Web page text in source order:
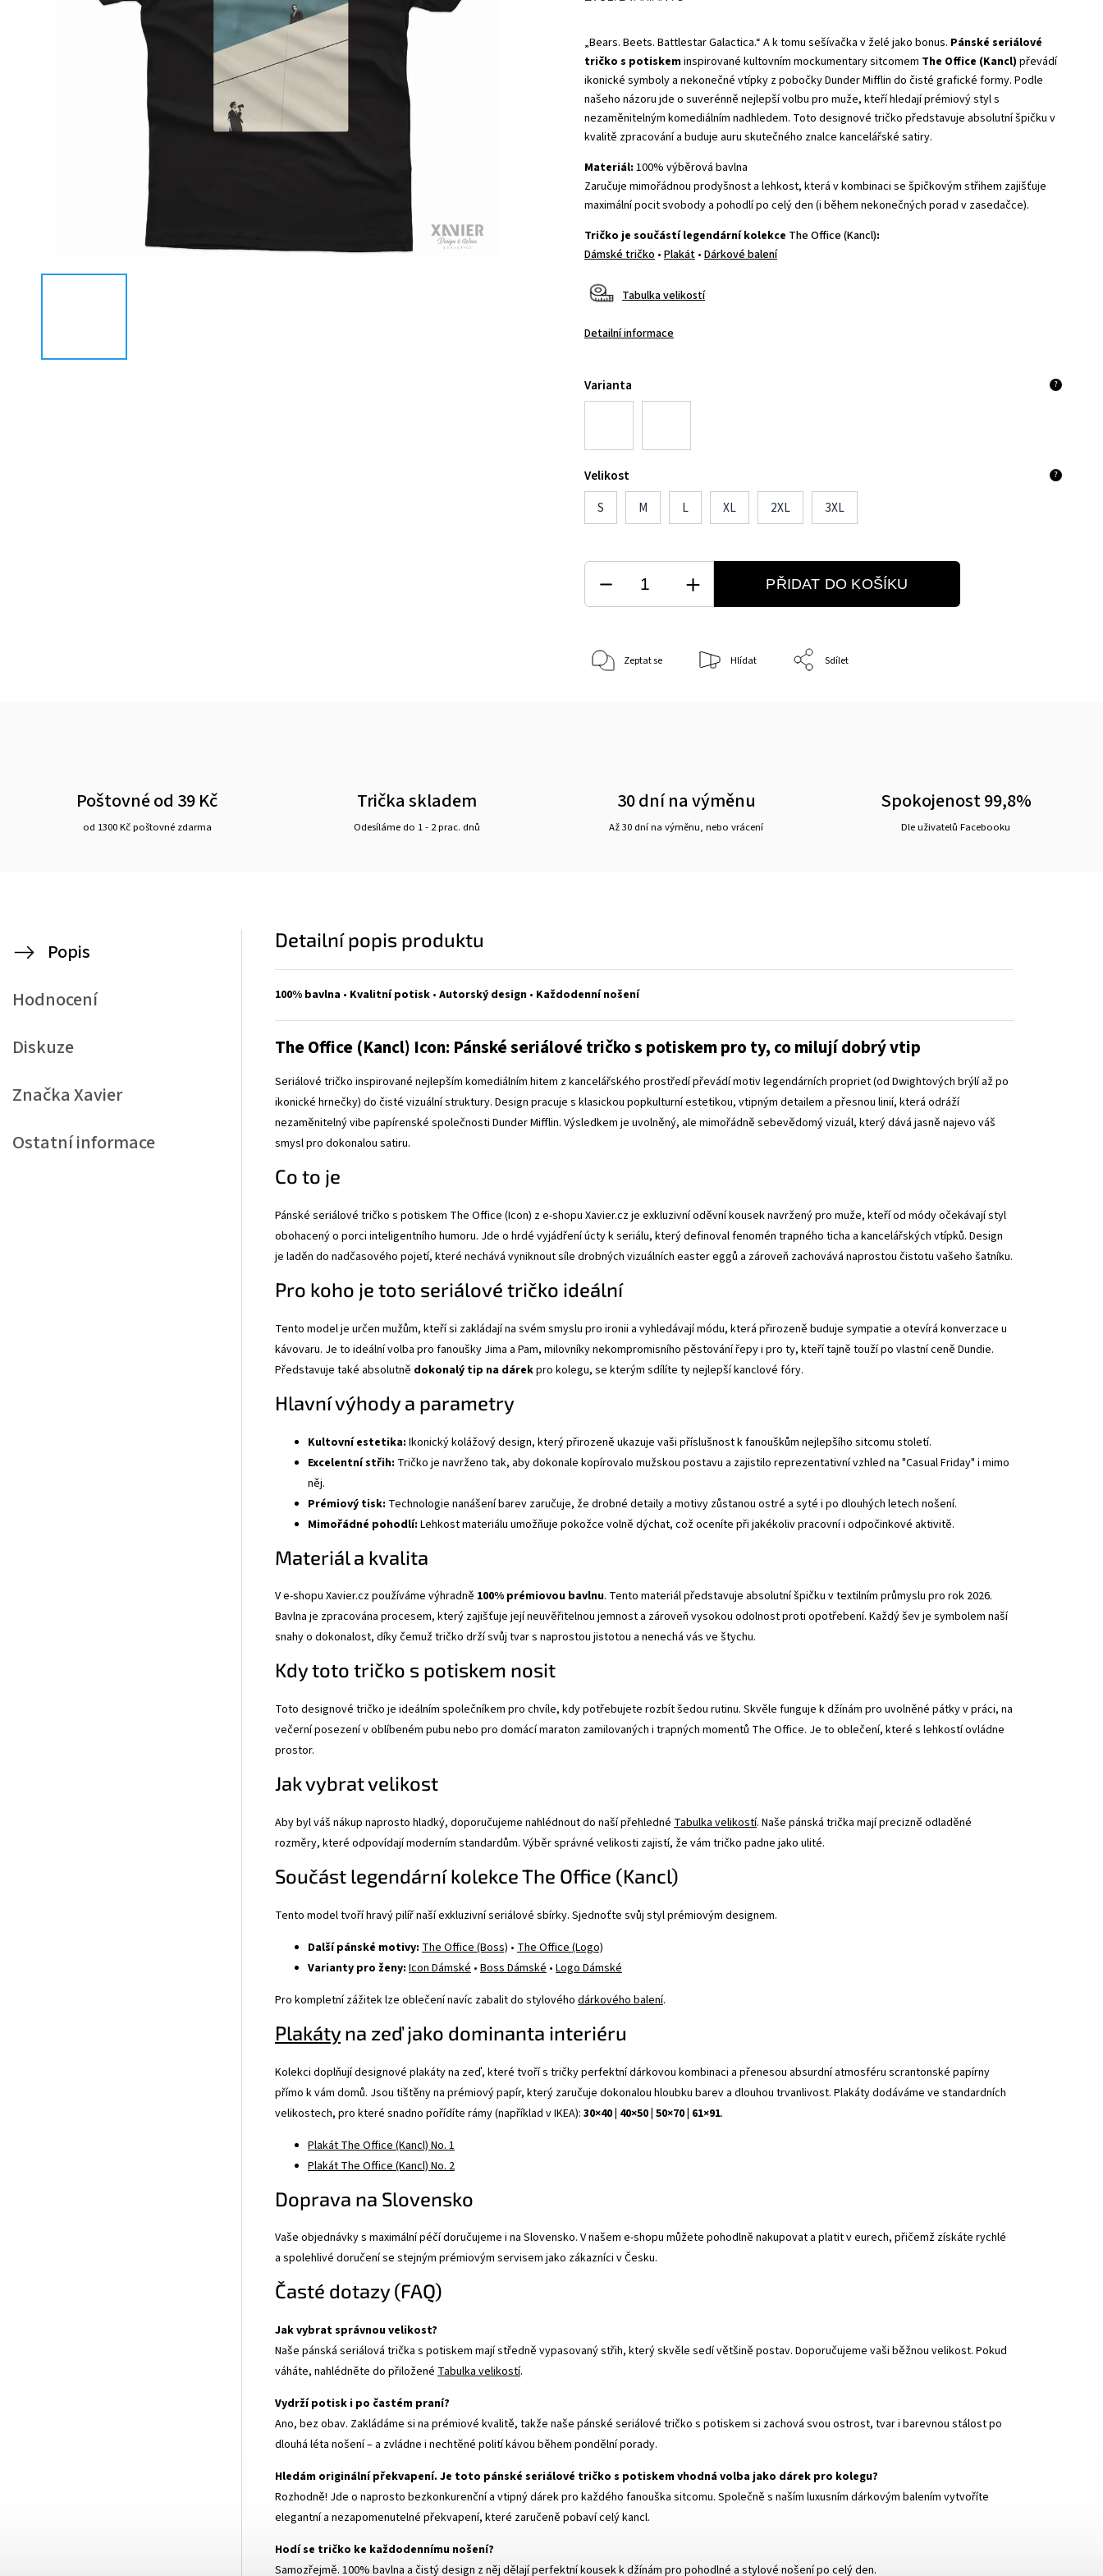
„Bears. Beets. Battlestar Galactica.“ A k tomu sešívačka v želé jako bonus. Pánské seriálové
tričko s potiskeminspirované kultovním mockumentary sitcomem The Office (Kancl) převádí
ikonické symboly a nekonečné vtípky z pobočky Dunder Mifflin do čisté grafické formy. Podle
našeho názoru jde o suverénně nejlepší volbu pro muže, kteří hledají prémiový styl s
nezaměnitelným komediálním nadhledem. Toto designové tričko představuje absolutní špičku v
kvalitě zpracování a buduje auru skutečného znalce kancelářské satiry.
Materiál: 100% výběrová bavlna
Zaručuje mimořádnou prodyšnost a lehkost, která v kombinaci se špičkovým střihem zajišťuje
maximální pocit svobody a pohodlí po celý den (i během nekonečných porad v zasedačce).
Tričko je součástí legendární kolekce The Office (Kancl):
Dámské tričko •Plakát •Dárkové balení
Tabulka velikostí
Detailní informace
Varianta ?
Velikost ?
S M L XL 2XL 3XL
PŘIDAT DO KOŠÍKU
Zeptat se Hlídat Sdílet
Poštovné od 39 Kč
od 1300 Kč poštovné zdarma
Trička skladem
Odesíláme do 1 - 2 prac. dnů
30 dní na výměnu
Až 30 dní na výměnu, nebo vrácení
Spokojenost 99,8%
Dle uživatelů Facebooku
Popis
Hodnocení
Diskuze
ZnačkaXavier
Ostatní informace
Detailní popis produktu
100% bavlna • Kvalitní potisk • Autorský design • Každodenní nošení
The Office (Kancl) Icon: Pánské seriálové tričko s potiskem pro ty, co milují dobrý vtip
Seriálové tričko inspirované nejlepším komediálním hitem z kancelářského prostředí převádí motiv legendárních propriet (od Dwightových brýlí až po
ikonické hrnečky) do čisté vizuální struktury. Design pracuje s klasickou popkulturní estetikou, vtipným detailem a přesnou linií, která odráží
nezaměnitelný vibe papírenské společnosti Dunder Mifflin. Výsledkem je uvolněný, ale mimořádně sebevědomý vizuál, který dává jasně najevo váš
smysl pro dokonalou satiru.
Co to je
Pánské seriálové tričko s potiskem The Office (Icon) z e-shopu Xavier.cz je exkluzivní oděvní kousek navržený pro muže, kteří od módy očekávají styl
obohacený o porci inteligentního humoru. Jde o hrdé vyjádření úcty k seriálu, který definoval fenomén trapného ticha a kancelářských vtípků. Design
je laděn do nadčasového pojetí, které nechává vyniknout síle drobných vizuálních easter eggů a zároveň zachovává naprostou čistotu vašeho šatníku.
Pro koho je toto seriálové tričko ideální
Tento model je určen mužům, kteří si zakládají na svém smyslu pro ironii a vyhledávají módu, která přirozeně buduje sympatie a otevírá konverzace u
kávovaru. Je to ideální volba pro fanoušky Jima a Pam, milovníky nekompromisního pěstování řepy i pro ty, kteří tajně touží po vlastní ceně Dundie.
Představuje také absolutně dokonalý tip na dárekpro kolegu, se kterým sdílíte ty nejlepší kanclové fóry.
Hlavní výhody a parametry
Kultovní estetika: Ikonický kolážový design, který přirozeně ukazuje vaši příslušnost k fanouškům nejlepšího sitcomu století.
Excelentní střih: Tričko je navrženo tak, aby dokonale kopírovalo mužskou postavu a zajistilo reprezentativní vzhled na "Casual Friday" i mimo
něj.
Prémiový tisk: Technologie nanášení barev zaručuje, že drobné detaily a motivy zůstanou ostré a syté i po dlouhých letech nošení.
Mimořádné pohodlí: Lehkost materiálu umožňuje pokožce volně dýchat, což oceníte při jakékoliv pracovní i odpočinkové aktivitě.
Materiál a kvalita
V e-shopu Xavier.cz používáme výhradně 100% prémiovou bavlnu. Tento materiál představuje absolutní špičku v textilním průmyslu pro rok 2026.
Bavlna je zpracována procesem, který zajišťuje její neuvěřitelnou jemnost a zároveň vysokou odolnost proti opotřebení. Každý šev je symbolem naší
snahy o dokonalost, díky čemuž tričko drží svůj tvar s naprostou jistotou a nenechá vás ve štychu.
Kdy toto tričko s potiskem nosit
Toto designové tričko je ideálním společníkem pro chvíle, kdy potřebujete rozbít šedou rutinu. Skvěle funguje k džínám pro uvolněné pátky v práci, na
večerní posezení v oblíbeném pubu nebo pro domácí maraton zamilovaných i trapných momentů The Office. Je to oblečení, které s lehkostí ovládne
prostor.
Jak vybrat velikost
Aby byl váš nákup naprosto hladký, doporučujeme nahlédnout do naší přehledné Tabulka velikostí. Naše pánská trička mají precizně odladěné
rozměry, které odpovídají moderním standardům. Výběr správné velikosti zajistí, že vám tričko padne jako ulité.
Součást legendární kolekce The Office (Kancl)
Tento model tvoří hravý pilíř naší exkluzivní seriálové sbírky. Sjednoťte svůj styl prémiovým designem.
Další pánské motivy: The Office (Boss) • The Office (Logo)
Varianty pro ženy: Icon Dámské • Boss Dámské • Logo Dámské
Pro kompletní zážitek lze oblečení navíc zabalit do stylového dárkového balení.
Plakátyna zeď jako dominanta interiéru
Kolekci doplňují designové plakáty na zeď, které tvoří s tričky perfektní dárkovou kombinaci a přenesou absurdní atmosféru scrantonské papírny
přímo k vám domů. Jsou tištěny na prémiový papír, který zaručuje dokonalou hloubku barev a dlouhou trvanlivost. Plakáty dodáváme ve standardních
velikostech, pro které snadno pořídíte rámy (například v IKEA): 30×40 | 40×50 | 50×70 | 61×91.
Plakát The Office (Kancl) No. 1
Plakát The Office (Kancl) No. 2
Doprava na Slovensko
Vaše objednávky s maximální péčí doručujeme i na Slovensko. V našem e-shopu můžete pohodlně nakupovat a platit v eurech, přičemž získáte rychlé
a spolehlivé doručení se stejným prémiovým servisem jako zákazníci v Česku.
Časté dotazy (FAQ)
Jak vybrat správnou velikost?
Naše pánská seriálová trička s potiskem mají středně vypasovaný střih, který skvěle sedí většině postav. Doporučujeme vaši běžnou velikost. Pokud
váháte, nahlédněte do přiložené Tabulka velikostí.
Vydrží potisk i po častém praní?
Ano, bez obav. Zakládáme si na prémiové kvalitě, takže naše pánské seriálové tričko s potiskem si zachová svou ostrost, tvar i barevnou stálost po
dlouhá léta nošení – a zvládne i nechtěné polití kávou během pondělní porady.
Hledám originální překvapení. Je toto pánské seriálové tričko s potiskem vhodná volba jako dárek pro kolegu?
Rozhodně! Jde o naprosto bezkonkurenční a vtipný dárek pro každého fanouška sitcomu. Společně s naším luxusním dárkovým balením vytvoříte
elegantní a nezapomenutelné překvapení, které zaručeně pobaví celý kancl.
Hodí se tričko ke každodennímu nošení?
Samozřejmě. 100% bavlna a čistý design z něj dělají perfektní kousek k džínám pro pohodlné a stylové nošení po celý den.